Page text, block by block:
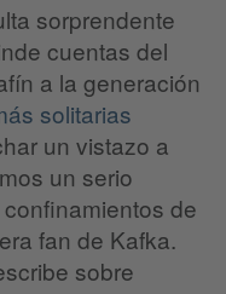
sorprendente
cuentas del
a la generación
solitarias
un vistazo a
un serio
de
fan de Kafka.
sobre